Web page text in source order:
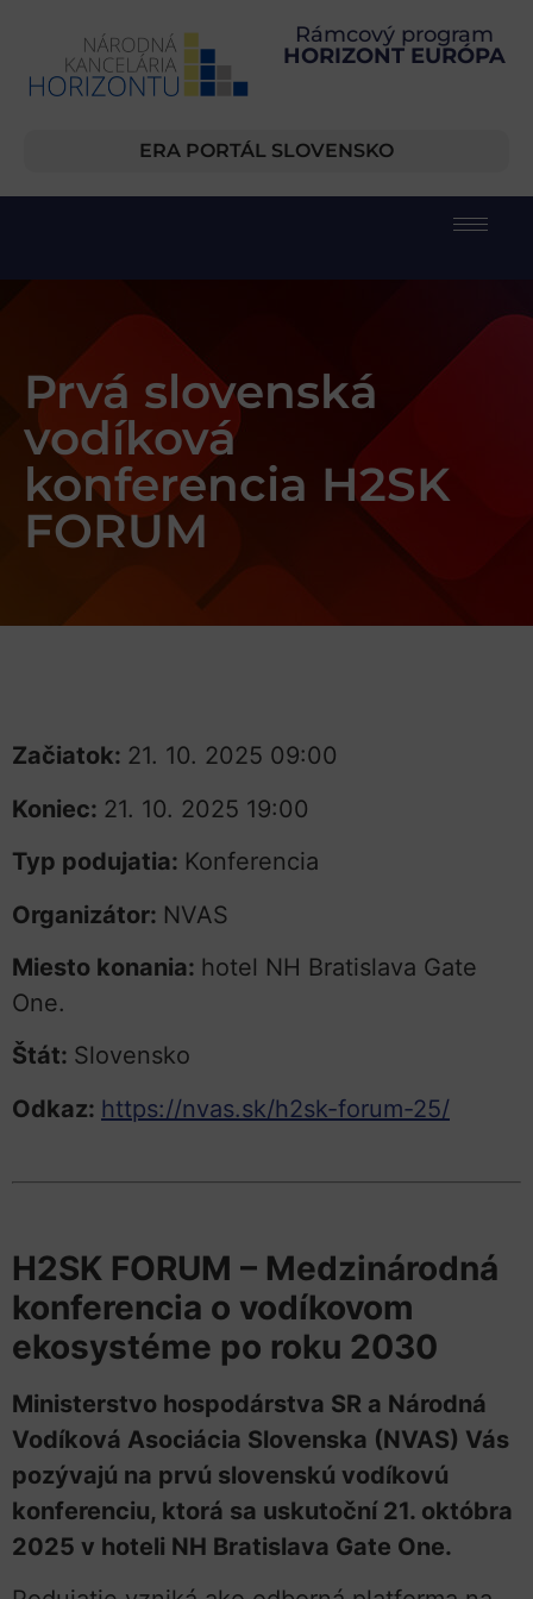
Rámcový program
HORIZONT EURÓPA
ERA PORTÁL SLOVENSKO
Prvá slovenská
vodíková
konferencia H2SK
FORUM
Začiatok: 21. 10. 2025 09:00
Koniec: 21. 10. 2025 19:00
Typ podujatia: Konferencia
Organizátor: NVAS
Miesto konania: hotel NH Bratislava Gate
One.
Štát: Slovensko
Odkaz: https://nvas.sk/h2sk-forum-25/
H2SK FORUM – Medzinárodná
konferencia o vodíkovom
ekosystéme po roku 2030
Ministerstvo hospodárstva SR a Národná
Vodíková Asociácia Slovenska (NVAS) Vás
pozývajú na prvú slovenskú vodíkovú
konferenciu, ktorá sa uskutoční 21. októbra
2025 v hoteli NH Bratislava Gate One.